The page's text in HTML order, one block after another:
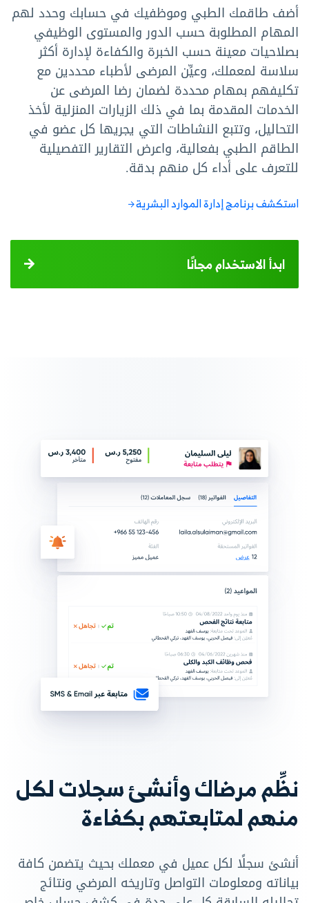
أضف طاقمك الطبي وموظفيك في حسابك وحدد لهم
المهام المطلوبة حسب الدور والمستوى الوظيفي
بصلاحيات معينة حسب الخبرة والكفاءة لإدارة أكثر
سلاسة لمعملك، وعيِّن المرضى لأطباء محددين مع
تكليفهم بمهام محددة لضمان رضا المرضى عن
الخدمات المقدمة بما في ذلك الزيارات المنزلية لأخذ
التحاليل، وتتبع النشاطات التي يجريها كل عضو في
الطاقم الطبي بفعالية، واعرض التقارير التفصيلية
للتعرف على أداء كل منهم بدقة.
استكشف برنامج إدارة الموارد البشرية
ابدأ الاستخدام مجانًا
نظِّم مرضاك وأنشئ سجلات لكل
منهم لمتابعتهم بكفاءة
أنشئ سجلًا لكل عميل في معملك بحيث يتضمن كافة
بياناته ومعلومات التواصل وتاريخه المرضي ونتائج